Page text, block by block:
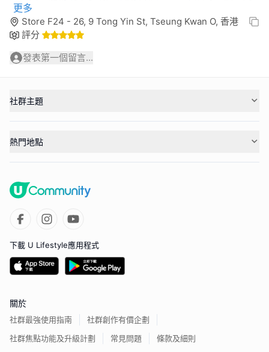
更多
Store F24 - 26, 9 Tong Yin St, Tseung Kwan O, 香港
評分
發表第一個留言...
社群主題
熱門地點
下載 U Lifestyle應用程式
關於
社群最強使用指南
社群創作有價企劃
社群焦點功能及升級計劃
常見問題 條款及細則